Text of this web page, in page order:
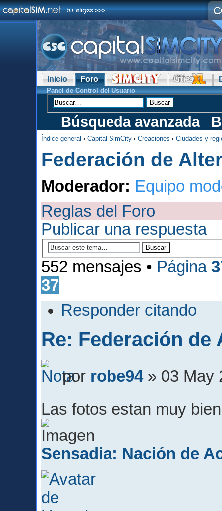
Inicio Foro
Panel de Control del Usuario
Búsqueda avanzada
Índice general ‹ Capital SimCity ‹ Creaciones ‹ Ciudades y
Federación de
Moderador: Equipo
Reglas del Foro
Publicar una respuesta
552 mensajes • Página
37
Responder citando
Re: Federación de
por robe94» 03 May
Las fotos estan muy
Sensadia: Nación de